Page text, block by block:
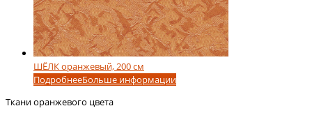
ШЁЛК оранжевый, 200 см
ПодробнееБольше информации
Ткани оранжевого цвета